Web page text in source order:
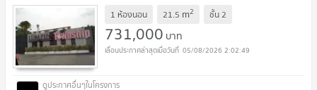
1 ห้องนอน 21.5 m2 ชั้น2
731,000 บาท
05/08/2026 2:02:49